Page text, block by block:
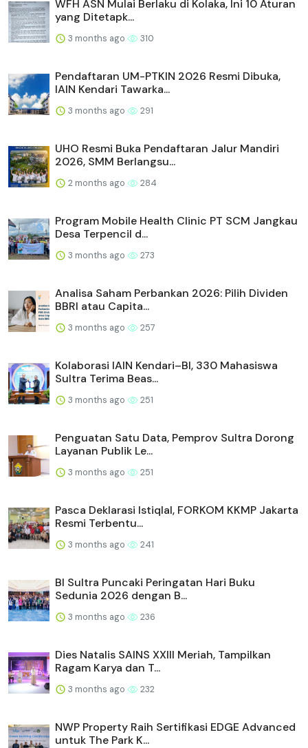
WFH ASN Mulai Berlaku di Kolaka, Ini 10 Aturan
yang Ditetapk...
3 months ago 310
Pendaftaran UM-PTKIN 2026 Resmi Dibuka,
IAIN Kendari Tawarka...
3 months ago 291
UHO Resmi Buka Pendaftaran Jalur Mandiri
2026, SMM Berlangsu...
2 months ago 284
Program Mobile Health Clinic PT SCM Jangkau
Desa Terpencil d...
3 months ago 273
Analisa Saham Perbankan 2026: Pilih Dividen
BBRI atau Capita...
3 months ago 257
Kolaborasi IAIN Kendari–BI, 330 Mahasiswa
Sultra Terima Beas...
3 months ago 251
Penguatan Satu Data, Pemprov Sultra Dorong
Layanan Publik Le...
3 months ago 251
Pasca Deklarasi Istiqlal, FORKOM KKMP Jakarta
Resmi Terbentu...
3 months ago 241
BI Sultra Puncaki Peringatan Hari Buku
Sedunia 2026 dengan B...
3 months ago 236
Dies Natalis SAINS XXIII Meriah, Tampilkan
Ragam Karya dan T...
3 months ago 232
NWP Property Raih Sertifikasi EDGE Advanced
untuk The Park K...